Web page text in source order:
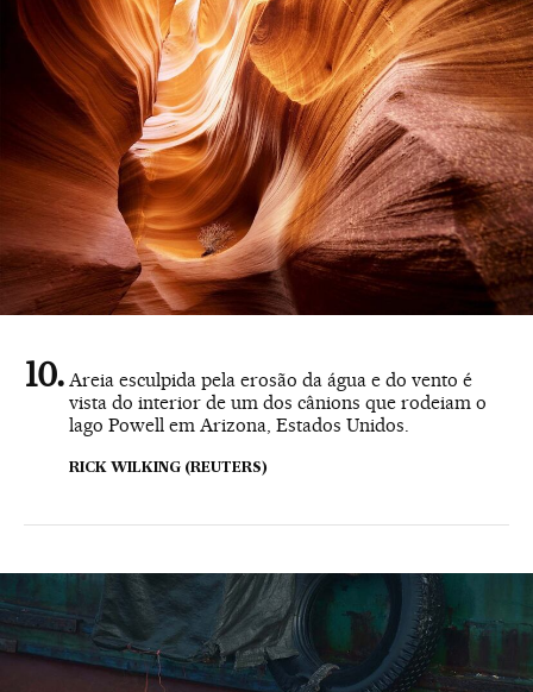
Areia esculpida pela erosão da água e do vento é
vista do interior de um dos cânions que rodeiam o
lago Powell em Arizona, Estados Unidos.
RICK WILKING (REUTERS)